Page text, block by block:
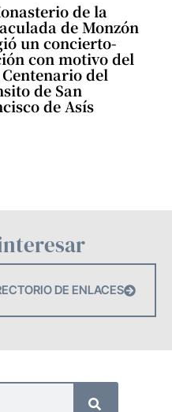
de la
de Monzón
un concierto-
con motivo del
del
de San
de Asís
DE ENLACES